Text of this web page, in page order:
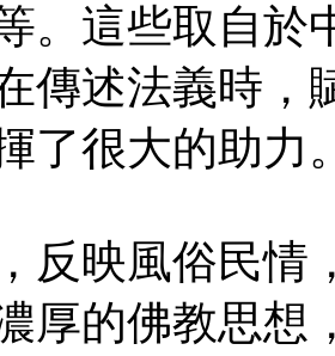
。這些取自於
傳述法義時，
了很大的助力
映風俗民情
厚的佛教思想